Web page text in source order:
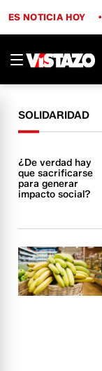
ES NOTICIA HOY
SOLIDARIDAD
¿De verdad hay
que sacrificarse
para generar
impacto social?